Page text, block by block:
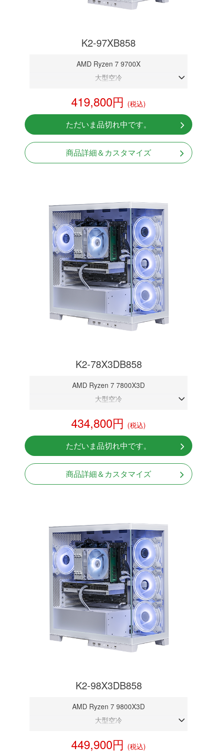
K2-97XB858
AMD Ryzen 7 9700X
大型空冷
RTX 5080 16GB
NVMeSSD 1TB
Windows11 Home 64bit
419,800円 (税込)
ただいま品切れ中です。
商品詳細＆カスタマイズ
K2-78X3DB858
AMD Ryzen 7 7800X3D
大型空冷
RTX 5080 16GB
NVMeSSD 1TB
Windows11 Home 64bit
434,800円 (税込)
ただいま品切れ中です。
商品詳細＆カスタマイズ
K2-98X3DB858
AMD Ryzen 7 9800X3D
大型空冷
RTX 5080 16GB
449,900円 (税込)